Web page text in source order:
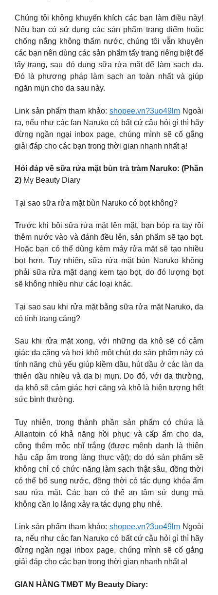
Chúng tôi không khuyến khích các bạn làm điều này!
Nếu bạn có sử dụng các sản phẩm trang điểm hoặc
chống nắng không thấm nước, chúng tôi vẫn khuyên
các bạn nên dùng các sản phẩm tẩy trang riêng biệt để
tẩy trang, sau đó dung sữa rửa mặt để làm sạch da.
Đó là phương pháp làm sạch an toàn nhất và giúp
ngăn mụn cho da sau này.
Link sản phẩm tham khảo: shopee.vn?3uo49lm Ngoài
ra, nếu như các fan Naruko có bất cứ câu hỏi gì thì hãy
đừng ngần ngại inbox page, chúng mình sẽ cố gắng
giải đáp cho các bạn trong thời gian nhanh nhất ạ!
Hỏi đáp về sữa rửa mặt bùn trà tràm Naruko: (Phần
2) My Beauty Diary
Tại sao sữa rửa mặt bùn Naruko có bọt không?
Trước khi bôi sữa rửa mặt lên mặt, bạn bóp ra tay rồi
thêm nước vào và đánh đều lên, sản phẩm sẽ tạo bọt.
Hoặc bạn có thể dùng kèm máy rửa mặt sẽ tạo nhiều
bọt hơn. Tuy nhiên, sữa rửa mặt bùn Naruko không
phải sữa rửa mặt dạng kem tạo bọt, do đó lượng bọt
sẽ không nhiều như các loại khác.
Tại sao sau khi rửa mặt bằng sữa rửa mặt Naruko, da
có tình trạng căng?
Sau khi rửa mặt xong, với những da khô sẽ có cảm
giác da căng và hơi khô một chút do sản phẩm này có
tính năng chủ yếu giúp kiềm dầu, hút dầu ở các làn da
thiên dầu nhiều và da bị mụn. Do đó, với da thường,
da khô sẽ cảm giác hơi căng và khô là hiện tượng hết
sức bình thường.
Tuy nhiên, trong thành phần sản phẩm có chứa là
Allantoin có khả năng hồi phục và cấp ẩm cho da,
cộng thêm mộc nhĩ trắng (được mệnh danh là thiên
hậu cấp ẩm trong làng thực vật); do đó sản phẩm sẽ
không chỉ có chức năng làm sạch thật sâu, đồng thời
có thể bổ sung nước, đồng thời có tác dụng khóa ẩm
sau rửa mặt. Các bạn có thể an tâm sử dụng mà
không cần lo lắng xảy ra tác dụng phụ nhé.
Link sản phẩm tham khảo: shopee.vn?3uo49lm Ngoài
ra, nếu như các fan Naruko có bất cứ câu hỏi gì thì hãy
đừng ngần ngại inbox page, chúng mình sẽ cố gắng
giải đáp cho các bạn trong thời gian nhanh nhất ạ!
GIAN HÀNG TMĐT My Beauty Diary: